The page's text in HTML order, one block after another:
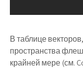
В таблице
пространства
крайней мере (см.